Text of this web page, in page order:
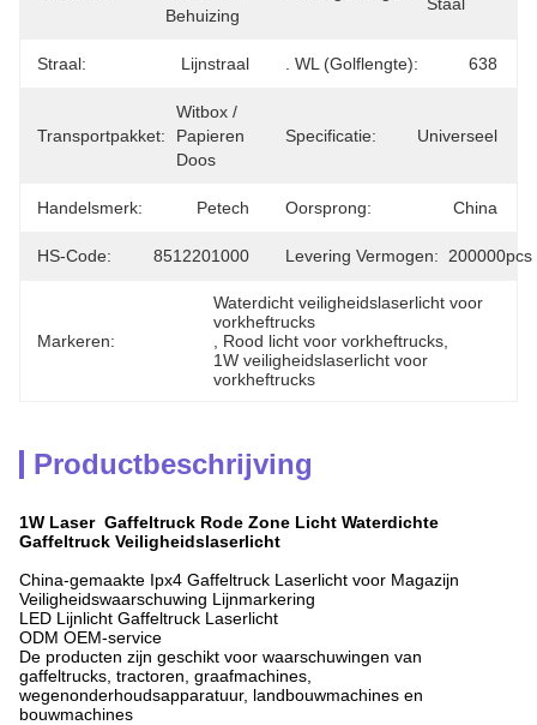
Behuizing
Straal: Lijnstraal . WL (golflengte): 638
Transportpakket:
Witbox /
Papieren
Doos
Specificatie: Universeel
Handelsmerk: Petech Oorsprong: China
HS-Code: 8512201000 Levering Vermogen: 200000pcs
Markeren:
Waterdicht veiligheidslaserlicht voor
vorkheftrucks
Rood licht voor vorkheftrucks
1W veiligheidslaserlicht voor
vorkheftrucks
Productbeschrijving
1W Laser Gaffeltruck Rode Zone Licht Waterdichte
Gaffeltruck Veiligheidslaserlicht
China-gemaakte Ipx4 Gaffeltruck Laserlicht voor Magazijn
Veiligheidswaarschuwing Lijnmarkering
LED Lijnlicht Gaffeltruck Laserlicht
ODM OEM-service
De producten zijn geschikt voor waarschuwingen van
gaffeltrucks, tractoren, graafmachines,
wegenonderhoudsapparatuur, landbouwmachines en
bouwmachines